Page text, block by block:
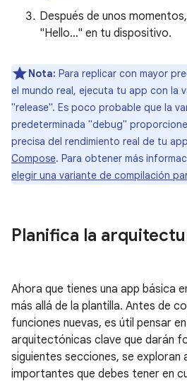
Después de unos
"Hello…" en tu dispositivo.
Nota: Para replicar con mayor
el mundo real, ejecuta tu app con la
"release". Es poco probable que la
predeterminada "debug"
precisa del rendimiento real de tu
Compose. Para obtener más
elegir una variante de compilación
Planifica la
Ahora que tienes una app básica
más allá de la plantilla. Antes de
funciones nuevas, es útil pensar
arquitectónicas clave que darán
siguientes secciones, se exploran
importantes que debes tener en